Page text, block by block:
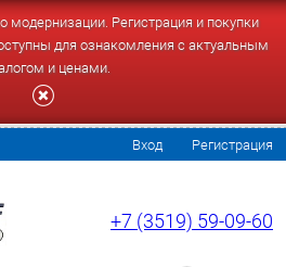
модернизации. Регистрация и покупки
для ознакомления с актуальным
и ценами.
Вход Регистрация
+7 (3519) 59-09-60